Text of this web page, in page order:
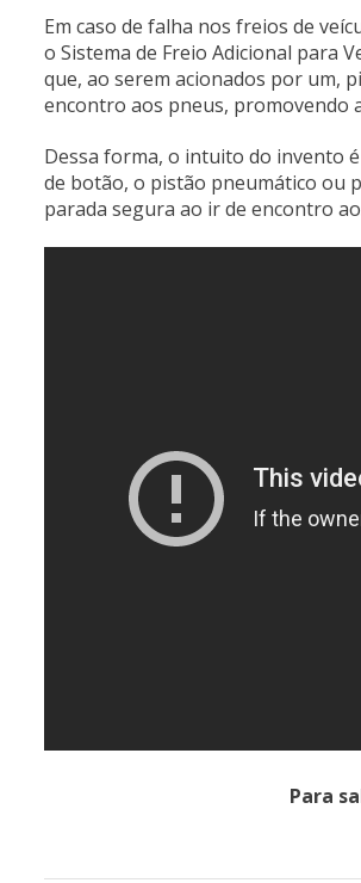
Em caso de falha nos freios de
o Sistema de Freio Adicional para
que, ao serem acionados por um,
encontro aos pneus, promovendo
Dessa forma, o intuito do invento
de botão, o pistão pneumático ou
parada segura ao ir de encontro
Para